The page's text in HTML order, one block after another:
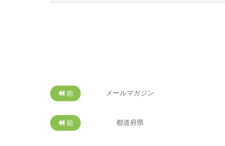
前 メールマガジン
前 都道府県